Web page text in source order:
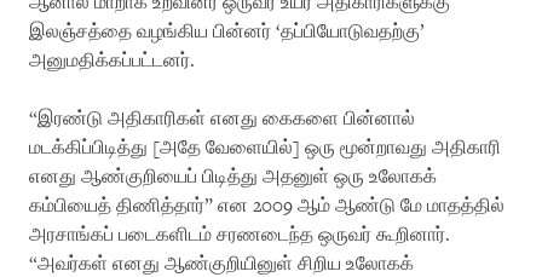
இலஞ்சத்தை வழங்கிய பின்னர் ‘தப்பியோடுவதற்கு’
அனுமதிக்கப்பட்டனர்.
“இரண்டு அதிகாரிகள் எனது கைகளை பின்னால்
மடக்கிப்பிடித்து [அதே வேளையில்] ஒரு மூன்றாவது அதிகாரி
எனது ஆண்குறியைப் பிடித்து அதனுள் ஒரு உலோகக்
கம்பியைத் திணித்தார்” என 2009 ஆம் ஆண்டு மே மாதத்தில்
அரசாங்கப் படைகளிடம் சரணடைந்த ஒருவர் கூறினார்.
“அவர்கள் எனது ஆண்குறியினுள் சிறிய உலோகக்